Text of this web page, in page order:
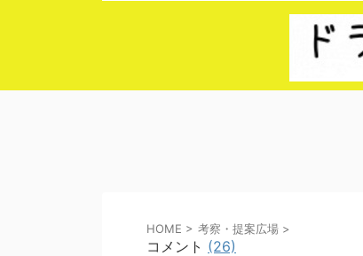
HOME > 考察・提案広場 >
コメント (26)